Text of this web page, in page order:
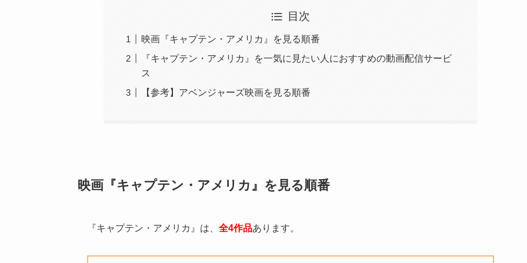
目次
映画『キャプテン・アメリカ』を見る順番
『キャプテン・アメリカ』を一気に見たい人におすすめの動画配信サービ
ス
【参考】アベンジャーズ映画を見る順番
映画『キャプテン・アメリカ』を見る順番
『キャプテン・アメリカ』は、 全4作品あります。